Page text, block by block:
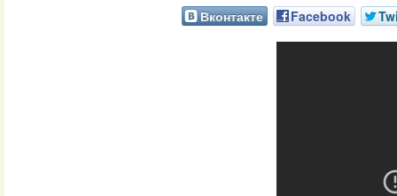
Вконтакте Facebook